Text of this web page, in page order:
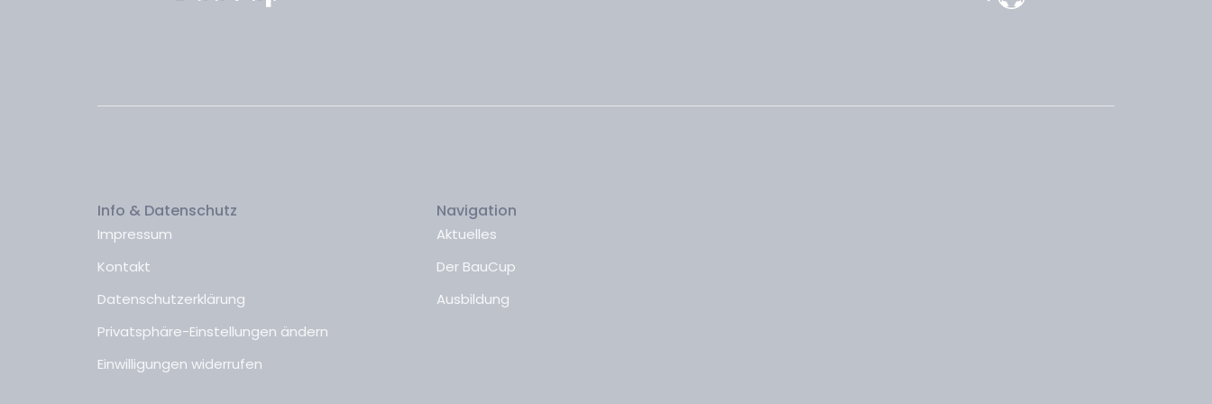
Info & Datenschutz
Impressum
Kontakt
Datenschutzerklärung
Privatsphäre-Einstellungen ändern
Einwilligungen widerrufen
Navigation
Aktuelles
Der BauCup
Ausbildung